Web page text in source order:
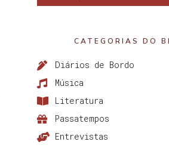
CATEGORIAS DO
Diários de Bordo
Música
Literatura
Passatempos
Entrevistas